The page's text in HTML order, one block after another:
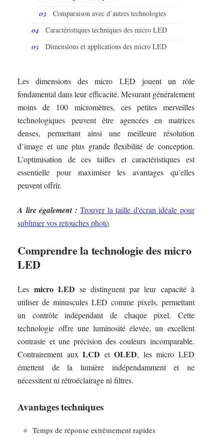
Comparaison avec d’autres technologies
Caractéristiques techniques des micro LED
Dimensions et applications des micro LED
Les dimensions des micro LED jouent un rôle
fondamental dans leur efficacité. Mesurant généralement
moins de 100 micromètres, ces petites merveilles
technologiques peuvent être agencées en matrices
denses, permettant ainsi une meilleure résolution
d’image et une plus grande flexibilité de conception.
L’optimisation de ces tailles et caractéristiques est
essentielle pour maximiser les avantages qu’elles
peuvent offrir.
A lire également : Trouver la taille d'écran idéale pour
sublimer vos retouches photo
Comprendre la technologie des micro
LED
Les micro LED se distinguent par leur capacité à
utiliser de minuscules LED comme pixels, permettant
un contrôle indépendant de chaque pixel. Cette
technologie offre une luminosité élevée, un excellent
contraste et une précision des couleurs incomparable.
Contrairement auxLCD etOLED, les micro LED
émettent de la lumière indépendamment et ne
nécessitent ni rétroéclairage ni filtres.
Avantages techniques
Temps de réponse extrêmement rapides